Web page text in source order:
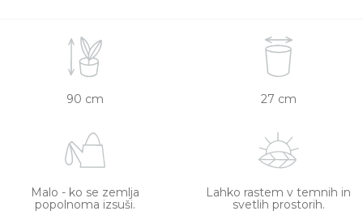
90 cm 27 cm
Malo - ko se zemlja
popolnoma izsuši.
Lahko rastem v temnih in
svetlih prostorih.